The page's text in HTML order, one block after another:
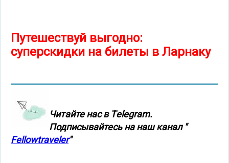
Путешествуй выгодно:
суперскидки на билеты в Ларнаку
Читайте нас в Тelegram.
Подписывайтесь на наш канал "
Fellowtraveler"